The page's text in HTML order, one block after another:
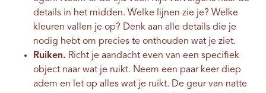
details in het midden. Welke lijnen zie je? Welke
kleuren vallen je op? Denk aan alle details die je
nodig hebt om precies te onthouden wat je ziet.
Ruiken. Richt je aandacht even van een specifiek
object naar wat je ruikt. Neem een ​​paar keer diep
adem en let op alles wat je ruikt. De geur van natte